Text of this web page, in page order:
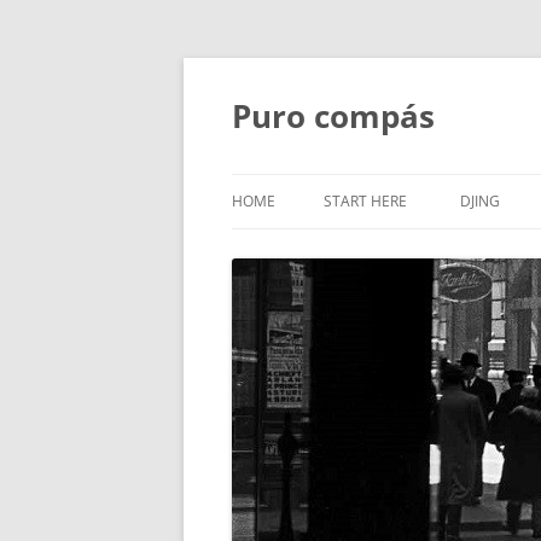
Puro compás
HOME START HERE DJING